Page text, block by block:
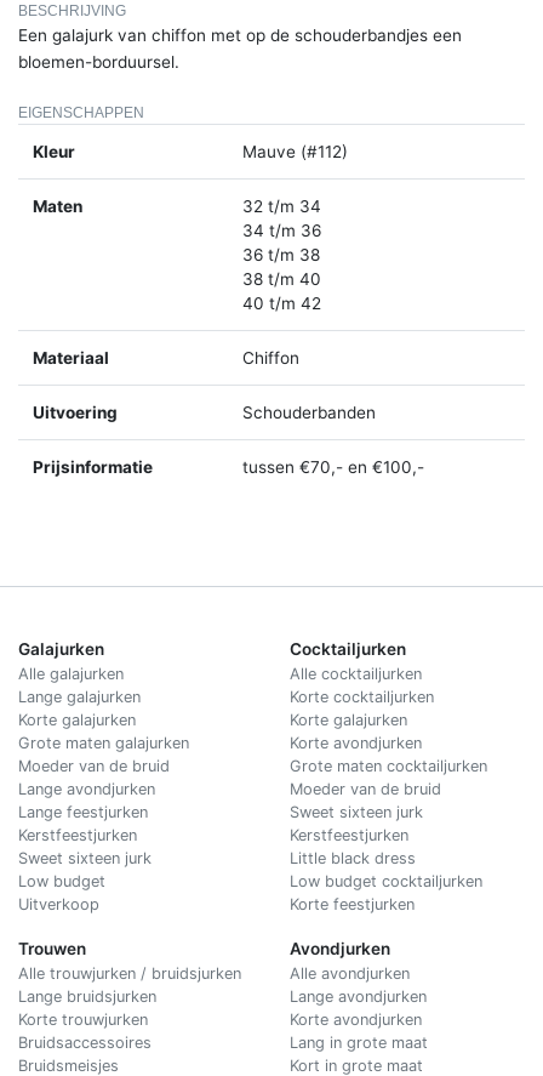
BESCHRIJVING
Een galajurk van chiffon met op de schouderbandjes een
bloemen-borduursel.
EIGENSCHAPPEN
Kleur Mauve (#112)
Maten
32 t/m 34
34 t/m 36
36 t/m 38
38 t/m 40
40 t/m 42
Materiaal Chiffon
Uitvoering Schouderbanden
Prijsinformatie tussen €70,- en €100,-
Galajurken
Alle galajurken
Lange galajurken
Korte galajurken
Grote maten galajurken
Moeder van de bruid
Lange avondjurken
Lange feestjurken
Kerstfeestjurken
Sweet sixteen jurk
Low budget
Uitverkoop
Trouwen
Alle trouwjurken / bruidsjurken
Lange bruidsjurken
Korte trouwjurken
Bruidsaccessoires
Bruidsmeisjes
Cocktailjurken
Alle cocktailjurken
Korte cocktailjurken
Korte galajurken
Korte avondjurken
Grote maten cocktailjurken
Moeder van de bruid
Sweet sixteen jurk
Kerstfeestjurken
Little black dress
Low budget cocktailjurken
Korte feestjurken
Avondjurken
Alle avondjurken
Lange avondjurken
Korte avondjurken
Lang in grote maat
Kort in grote maat